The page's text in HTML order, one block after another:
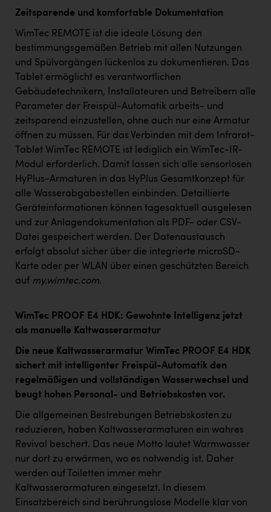
Zeitsparende und komfortable Dokumentation
WimTec REMOTE ist die ideale Lösung den
bestimmungsgemäßen Betrieb mit allen Nutzungen
und Spülvorgängen lückenlos zu dokumentieren. Das
Tablet ermöglicht es verantwortlichen
Gebäudetechnikern, Installateuren und Betreibern alle
Parameter der Freispül-Automatik arbeits- und
zeitsparend einzustellen, ohne auch nur eine Armatur
öffnen zu müssen. Für das Verbinden mit dem Infrarot-
Tablet WimTec REMOTE ist lediglich ein WimTec-IR-
Modul erforderlich. Damit lassen sich alle sensorlosen
HyPlus-Armaturen in das HyPlus Gesamtkonzept für
alle Wasserabgabestellen einbinden. Detaillierte
Geräteinformationen können tagesaktuell ausgelesen
und zur Anlagendokumentation als PDF- oder CSV-
Datei gespeichert werden. Der Datenaustausch
erfolgt absolut sicher über die integrierte microSD-
Karte oder per WLAN über einen geschützten Bereich
auf my.wimtec.com.
WimTec PROOF E4 HDK: Gewohnte Intelligenz jetzt
als manuelle Kaltwasserarmatur
Die neue Kaltwasserarmatur WimTec PROOF E4 HDK
sichert mit intelligenter Freispül-Automatik den
regelmäßigen und vollständigen Wasserwechsel und
beugt hohen Personal- und Betriebskosten vor.
Die allgemeinen Bestrebungen Betriebskosten zu
reduzieren, haben Kaltwasserarmaturen ein wahres
Revival beschert. Das neue Motto lautet Warmwasser
nur dort zu erwärmen, wo es notwendig ist. Daher
werden auf Toiletten immer mehr
Kaltwasserarmaturen eingesetzt. In diesem
Einsatzbereich sind berührungslose Modelle klar von